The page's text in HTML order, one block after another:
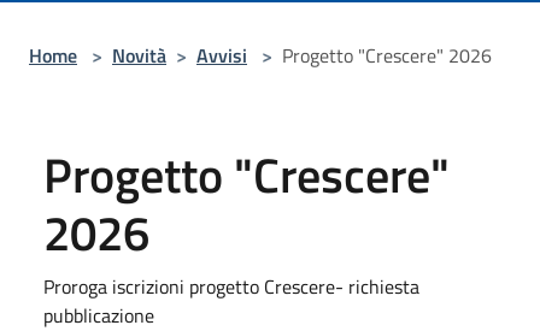
Home > Novità > Avvisi > Progetto "Crescere" 2026
Progetto "Crescere"
2026
Proroga iscrizioni progetto Crescere- richiesta
pubblicazione